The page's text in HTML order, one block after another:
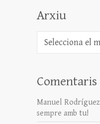
Arxiu
Arxiu
Comentaris
Manuel Rodríguez
sempre amb tu!